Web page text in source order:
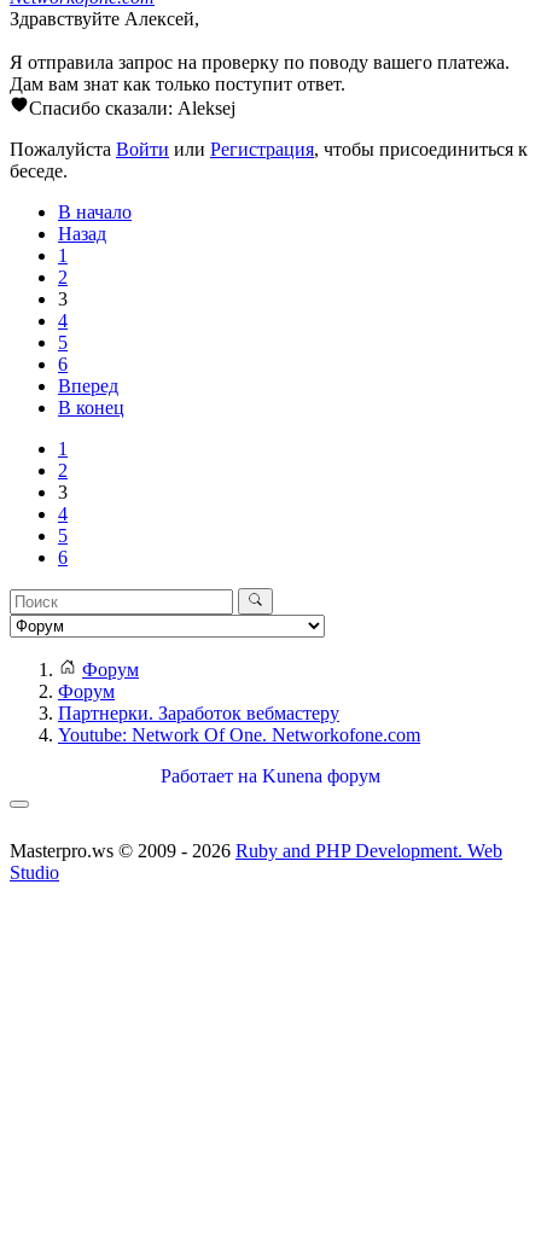
Здравствуйте Алексей,
Я отправила запрос на проверку по поводу вашего платежа.
Дам вам знат как только поступит ответ.
Спасибо сказали: Aleksej
Пожалуйста Войти или Регистрация, чтобы присоединиться к
беседе.
В начало
Назад
1
2
3
4
5
6
Вперед
В конец
1
2
3
4
5
6
Форум
Форум
Партнерки. Заработок вебмастеру
Youtube: Network Of One. Networkofone.com
Работает на Kunena форум
Masterpro.ws © 2009 - 2026 Ruby and PHP Development. Web
Studio